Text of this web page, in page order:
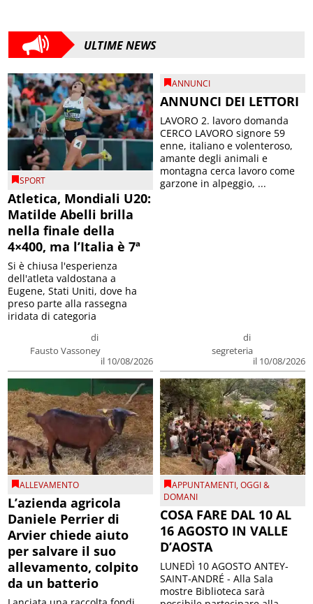
ULTIME NEWS
SPORT
Atletica, Mondiali U20:
Matilde Abelli brilla
nella finale della
4×400, ma l’Italia è 7ª
di
Fausto Vassoney
il 10/08/2026
Si è chiusa l'esperienza
dell'atleta valdostana a
Eugene, Stati Uniti, dove ha
preso parte alla rassegna
iridata di categoria
ANNUNCI
ANNUNCI DEI LETTORI
di
segreteria
il 10/08/2026
LAVORO 2. lavoro domanda
CERCO LAVORO signore 59
enne, italiano e volenteroso,
amante degli animali e
montagna cerca lavoro come
garzone in alpeggio, ...
ALLEVAMENTO
L’azienda agricola
Daniele Perrier di
Arvier chiede aiuto
per salvare il suo
allevamento, colpito
da un batterio
APPUNTAMENTI,OGGI &
DOMANI
COSA FARE DAL 10 AL
16 AGOSTO IN VALLE
D’AOSTA
LUNEDÌ 10 AGOSTO ANTEY-
SAINT-ANDRÉ - Alla Sala
mostre Biblioteca sarà